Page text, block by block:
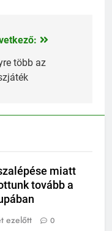
több az
miatt
tovább a
ezelőtt 0